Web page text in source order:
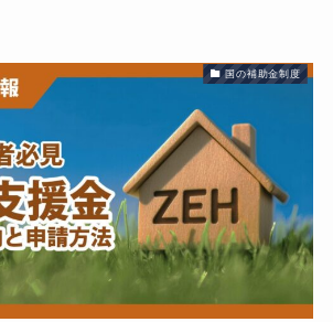
国の補助金制度